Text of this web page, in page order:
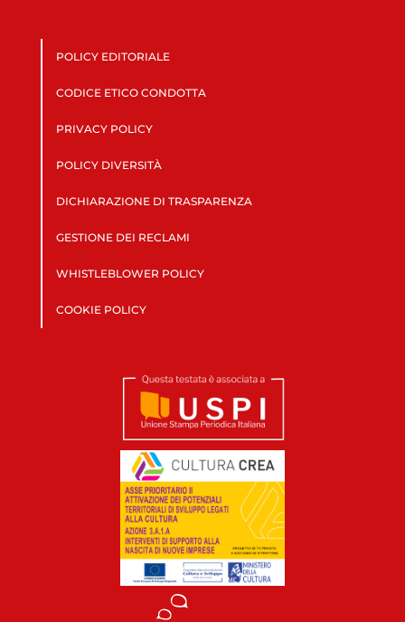
POLICY EDITORIALE
CODICE ETICO CONDOTTA
PRIVACY POLICY
POLICY DIVERSITÀ
DICHIARAZIONE DI TRASPARENZA
GESTIONE DEI RECLAMI
WHISTLEBLOWER POLICY
COOKIE POLICY